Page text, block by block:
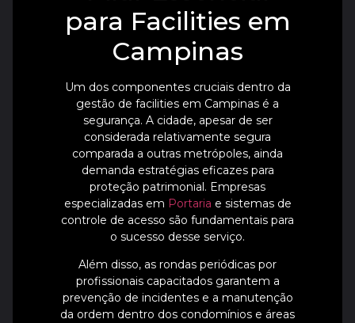
para Facilities em
Campinas
Um dos componentes cruciais dentro da
gestão de facilities em Campinas é a
segurança. A cidade, apesar de ser
considerada relativamente segura
comparada a outras metrópoles, ainda
demanda estratégias eficazes para
proteção patrimonial. Empresas
especializadas em Portaria e sistemas de
controle de acesso são fundamentais para
o sucesso desse serviço.
Além disso, as rondas periódicas por
profissionais capacitados garantem a
prevenção de incidentes e a manutenção
da ordem dentro dos condomínios e áreas